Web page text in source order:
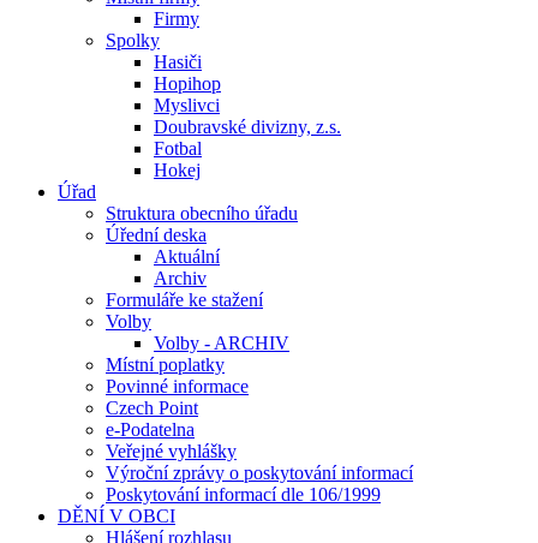
Firmy
Spolky
Hasiči
Hopihop
Myslivci
Doubravské divizny, z.s.
Fotbal
Hokej
Úřad
Struktura obecního úřadu
Úřední deska
Aktuální
Archiv
Formuláře ke stažení
Volby
Volby - ARCHIV
Místní poplatky
Povinné informace
Czech Point
e-Podatelna
Veřejné vyhlášky
Výroční zprávy o poskytování informací
Poskytování informací dle 106/1999
DĚNÍ V OBCI
Hlášení rozhlasu